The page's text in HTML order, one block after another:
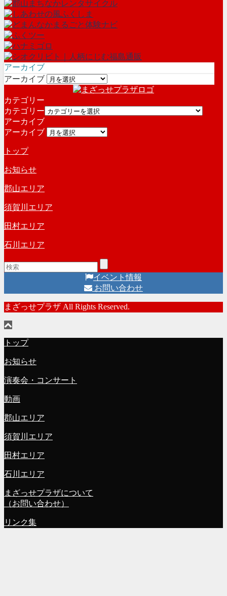
アーカイブ
アーカイブ
カテゴリー
カテゴリー
アーカイブ
アーカイブ
トップ
お知らせ
郡山エリア
須賀川エリア
田村エリア
石川エリア
イベント情報
お問い合わせ
まざっせプラザ All Rights Reserved.
トップ
お知らせ
演奏会・コンサート
動画
郡山エリア
須賀川エリア
田村エリア
石川エリア
まざっせプラザについて
（お問い合わせ）
リンク集